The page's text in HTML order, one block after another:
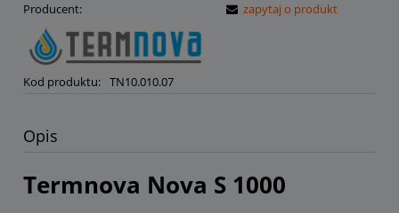
Producent:
Kod produktu: TN10.010.07
zapytaj o produkt
Opis
Termnova Nova S 1000